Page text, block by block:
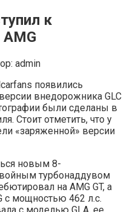
к
admin
появились
внедорожника GLC
были сделаны в
Стоит отметить, что у
«заряженной» версии
новым 8-
турбонаддувом
на AMG GT, а
с мощностью 462 л.с.